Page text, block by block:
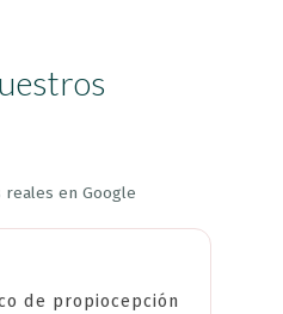
en Google
de propiocepción